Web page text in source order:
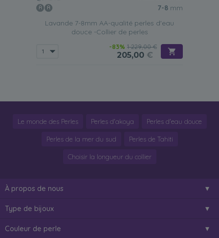
7-8 mm
Lavande 7-8mm AA-qualité perles d'eau
douce -Collier de perles
-83% 1 229,00 €
205,00 €
Le monde des Perles Perles d'akoya Perles d'eau douce
Perles de la mer du sud Perles de Tahiti
Choisir la longueur du collier
À propos de nous
Type de bijoux
Couleur de perle